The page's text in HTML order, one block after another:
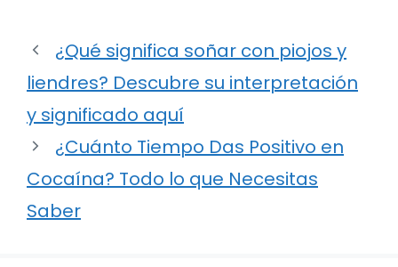
¿Qué significa soñar con piojos y
liendres? Descubre su interpretación
y significado aquí
¿Cuánto Tiempo Das Positivo en
Cocaína? Todo lo que Necesitas
Saber